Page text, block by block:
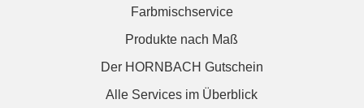
Farbmischservice
Produkte nach Maß
Der HORNBACH Gutschein
Alle Services im Überblick